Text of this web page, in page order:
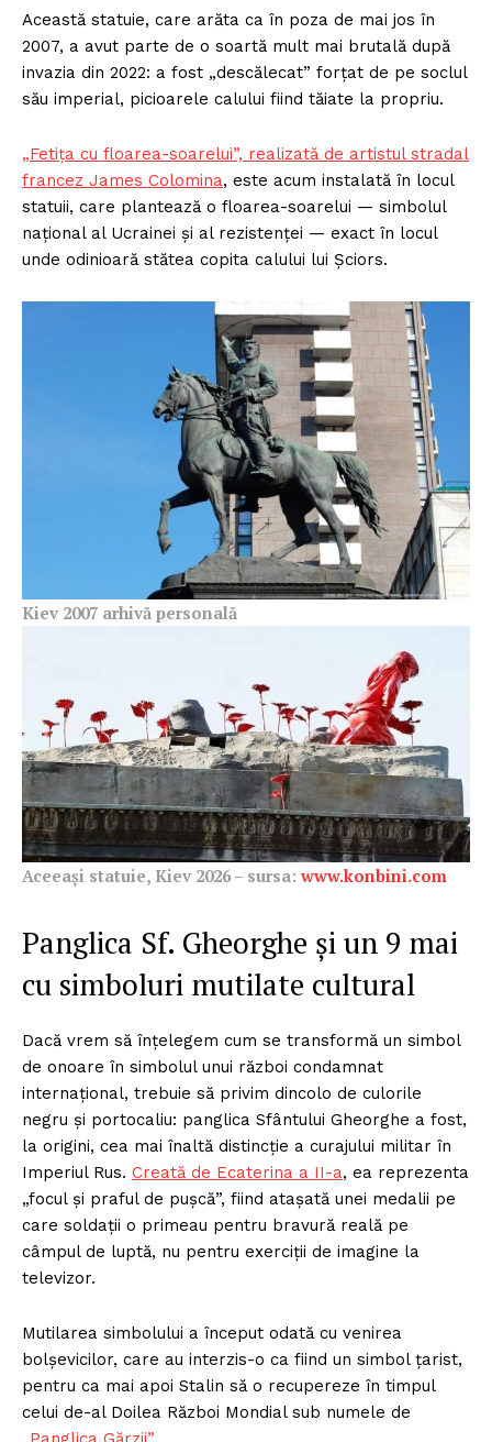
Această statuie, care arăta ca în poza de mai jos în
2007, a avut parte de o soartă mult mai brutală după
invazia din 2022: a fost „descălecat” forțat de pe soclul
său imperial, picioarele calului fiind tăiate la propriu.
„Fetița cu floarea-soarelui”, realizată de artistul stradal
francez James Colomina, este acum instalată în locul
statuii, care plantează o floarea-soarelui — simbolul
național al Ucrainei și al rezistenței — exact în locul
unde odinioară stătea copita calului lui Șciors.
Kiev 2007 arhivă personală
Aceeași statuie, Kiev 2026 – sursa: www.konbini.com
Panglica Sf. Gheorghe și un 9 mai
cu simboluri mutilate cultural
Dacă vrem să înțelegem cum se transformă un simbol
de onoare în simbolul unui război condamnat
internațional, trebuie să privim dincolo de culorile
negru și portocaliu: panglica Sfântului Gheorghe a fost,
la origini, cea mai înaltă distincție a curajului militar în
Imperiul Rus. Creată de Ecaterina a II-a, ea reprezenta
„focul și praful de pușcă”, fiind atașată unei medalii pe
care soldații o primeau pentru bravură reală pe
câmpul de luptă, nu pentru exerciții de imagine la
televizor.
Mutilarea simbolului a început odată cu venirea
bolșevicilor, care au interzis-o ca fiind un simbol țarist,
pentru ca mai apoi Stalin să o recupereze în timpul
celui de-al Doilea Război Mondial sub numele de